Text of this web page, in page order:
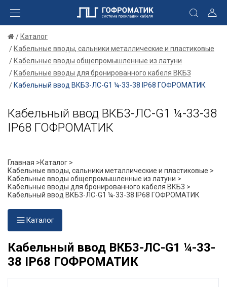
Каталог
Кабельные вводы, сальники металлические и пластиковые
Кабельные вводы общепромышленные из латуни
Кабельные вводы для бронированного кабеля ВКБ3
Кабельный ввод ВКБ3-ЛС-G1 ¼-33-38 IP68 ГОФРОМАТИК
Кабельный ввод ВКБ3-ЛС-G1 ¼-33-38
IP68 ГОФРОМАТИК
Главная >Каталог >
Кабельные вводы, сальники металлические и пластиковые >
Кабельные вводы общепромышленные из латуни >
Кабельные вводы для бронированного кабеля ВКБ3 >
Кабельный ввод ВКБ3-ЛС-G1 ¼-33-38 IP68 ГОФРОМАТИК
Каталог
Кабельный ввод ВКБ3-ЛС-G1 ¼-33-
38 IP68 ГОФРОМАТИК